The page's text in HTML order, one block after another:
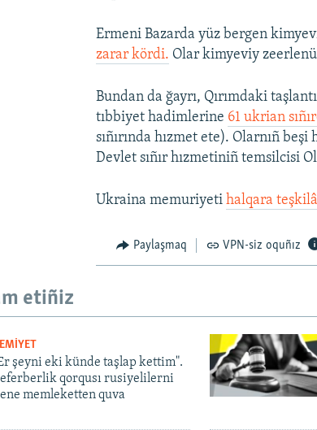
Ermeni Bazarda yüz bergen
zarar kördi. Olar kimyeviy
Bundan da ğayrı, Qırımdaki
tıbbiyet hadimlerine 61 ukrian
sıñırında hızmet ete). Olarnıñ
Devlet sıñır hızmetiniñ temsilcisi
Ukraina memuriyetihalqara
Paylaşmaq VPN-siz oquñız
etiñiz
şeyni eki künde taşlap kettim".
qorqusı rusiyelilerni
memleketten quva